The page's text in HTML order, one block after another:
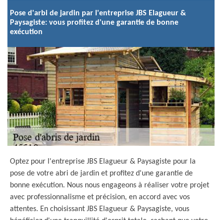
Pose d'arbi de jardin par l'entreprise JBS Elagueur &
Paysagiste: vous profitez d'une garantie de bonne
exécution
Optez pour l'entreprise JBS Elagueur & Paysagiste pour la
pose de votre abri de jardin et profitez d'une garantie de
bonne exécution. Nous nous engageons à réaliser votre projet
avec professionnalisme et précision, en accord avec vos
attentes. En choisissant JBS Elagueur & Paysagiste, vous